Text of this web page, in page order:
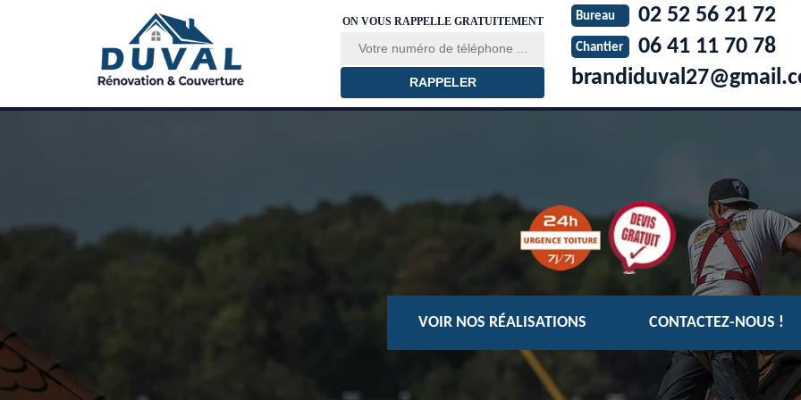
ON VOUS RAPPELLE GRATUITEMENT Bureau 02 52 56 21 72
Chantier
06 41 11 70 78
VOIR NOS RÉALISATIONS CONTACTEZ-NOUS !